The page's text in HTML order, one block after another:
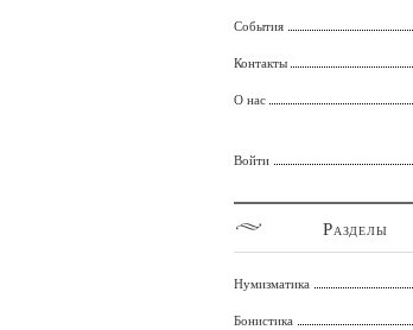
События
Контакты
О нас
Войти
Разделы
Нумизматика
Бонистика